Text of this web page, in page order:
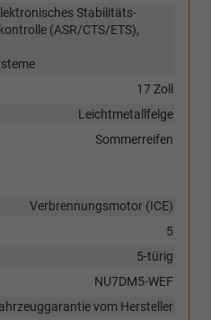
Stabilitäts-
(ASR/CTS/ETS),
17 Zoll
Leichtmetallfelge
Sommerreifen
Verbrennungsmotor (ICE)
5
5-türig
NU7DM5-WEF
vom Hersteller